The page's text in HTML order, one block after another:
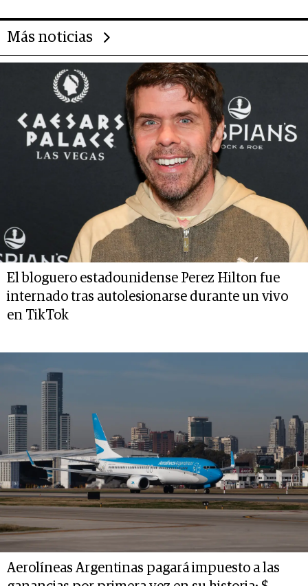
Más noticias
El bloguero estadounidense Perez Hilton fue
internado tras autolesionarse durante un vivo
en TikTok
Aerolíneas Argentinas pagará impuesto a las